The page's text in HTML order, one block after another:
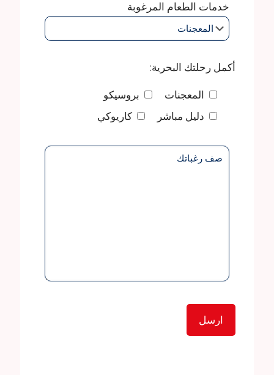
خدمات الطعام المرغوبة
أكمل رحلتك البحرية:
المعجنات
بروسيكو
دليل مباشر
كاريوكي